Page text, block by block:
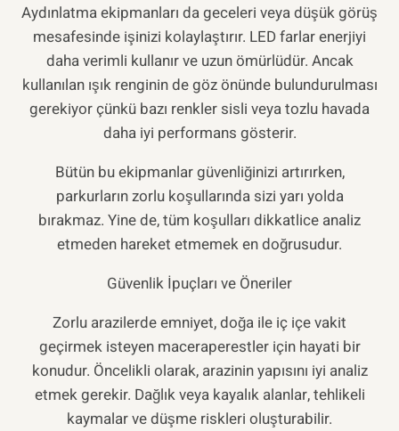
Aydınlatma ekipmanları da geceleri veya düşük görüş
mesafesinde işinizi kolaylaştırır. LED farlar enerjiyi
daha verimli kullanır ve uzun ömürlüdür. Ancak
kullanılan ışık renginin de göz önünde bulundurulması
gerekiyor çünkü bazı renkler sisli veya tozlu havada
daha iyi performans gösterir.
Bütün bu ekipmanlar güvenliğinizi artırırken,
parkurların zorlu koşullarında sizi yarı yolda
bırakmaz. Yine de, tüm koşulları dikkatlice analiz
etmeden hareket etmemek en doğrusudur.
Güvenlik İpuçları ve Öneriler
Zorlu arazilerde emniyet, doğa ile iç içe vakit
geçirmek isteyen maceraperestler için hayati bir
konudur. Öncelikli olarak, arazinin yapısını iyi analiz
etmek gerekir. Dağlık veya kayalık alanlar, tehlikeli
kaymalar ve düşme riskleri oluşturabilir.